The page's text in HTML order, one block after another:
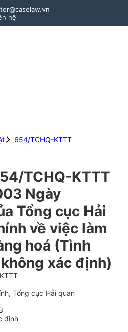
hệ
654/TCHQ-KTTT
TCHQ-KTTT
Ngày
Tổng cục Hải
về việc làm
hoá (Tình
xác định)
Tổng cục Hải quan
định